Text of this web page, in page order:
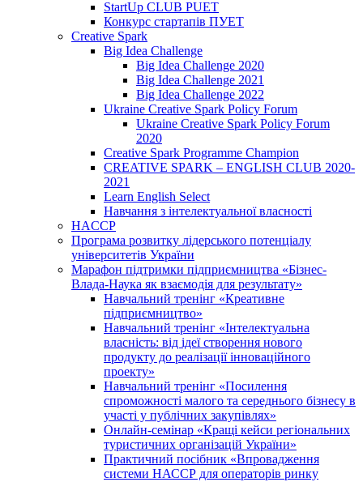
StartUp CLUB PUET
Конкурс стартапів ПУЕТ
Creative Spark
Big Idea Challenge
Big Idea Challenge 2020
Big Idea Challenge 2021
Big Idea Challenge 2022
Ukraine Creative Spark Policy Forum
Ukraine Creative Spark Policy Forum
2020
Creative Spark Programme Champion
CREATIVE SPARK – ENGLISH CLUB 2020-
2021
Learn English Select
Навчання з інтелектуальної власності
HACCP
Програма розвитку лідерського потенціалу
університетів України
Марафон підтримки підприємництва «Бізнес-
Влада-Наука як взаємодія для результату»
Навчальний тренінг «Креативне
підприємництво»
Навчальний тренінг «Інтелектуальна
власність: від ідеї створення нового
продукту до реалізації інноваційного
проекту»
Навчальний тренінг «Посилення
спроможності малого та середнього бізнесу в
участі у публічних закупівлях»
Онлайн-семінар «Кращі кейси регіональних
туристичних організацій України»
Практичний посібник «Впровадження
системи НАССР для операторів ринку